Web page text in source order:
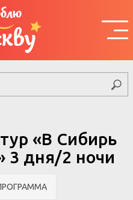
«В Сибирь
3 дня/2 ночи